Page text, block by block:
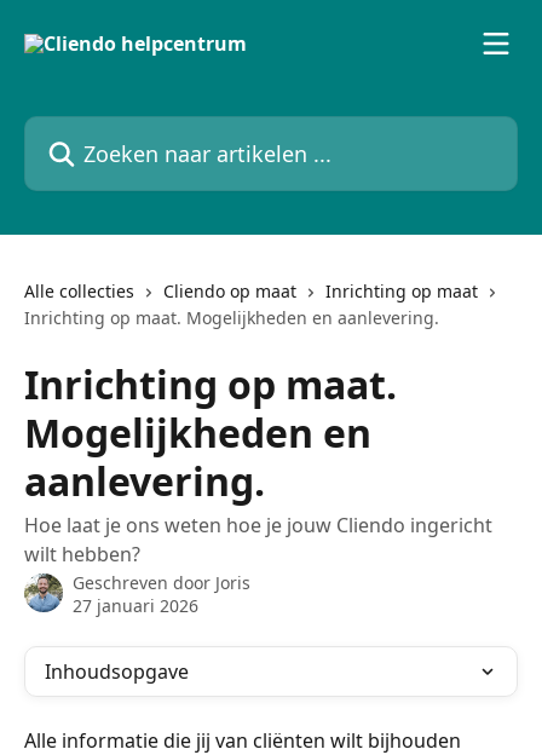
Zoeken naar artikelen ...
Alle collecties Cliendo op maat
Inrichting op maat
Inrichting op maat. Mogelijkheden en aanlevering.
Inrichting op maat.
Mogelijkheden en
aanlevering.
Hoe laat je ons weten hoe je jouw Cliendo ingericht
wilt hebben?
Geschreven door Joris
27 januari 2026
Inhoudsopgave
Alle informatie die jij van cliënten wilt bijhouden